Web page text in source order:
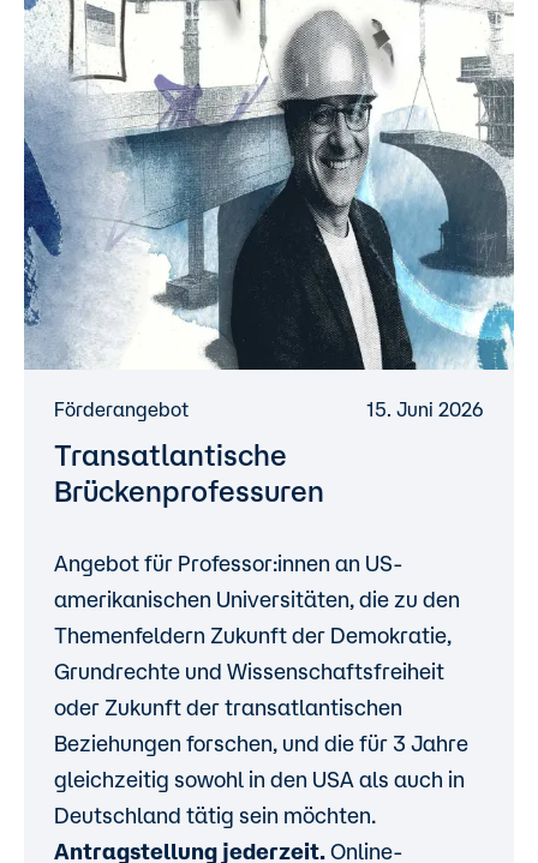
Förderangebot 15. Juni 2026
Transatlantische
Brückenprofessuren
Angebot für Professor:innen an US-
amerikanischen Universitäten, die zu den
Themenfeldern Zukunft der Demokratie,
Grundrechte und Wissenschaftsfreiheit
oder Zukunft der transatlantischen
Beziehungen forschen, und die für 3 Jahre
gleichzeitig sowohl in den USA als auch in
Deutschland tätig sein möchten.
Antragstellung jederzeit. Online-